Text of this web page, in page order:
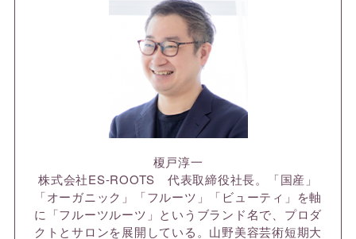
榎戸淳一
株式会社ES-ROOTS 代表取締役社長。「国産」
「オーガニック」「フルーツ」「ビューティ」を軸
に「フルーツルーツ」というブランド名で、プロダ
クトとサロンを展開している。山野美容芸術短期大